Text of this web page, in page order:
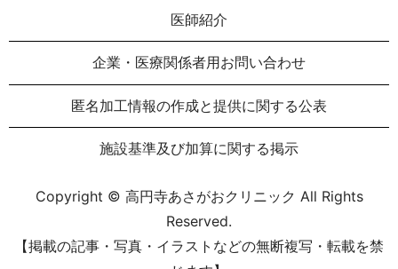
医師紹介
企業・医療関係者用お問い合わせ
匿名加⼯情報の作成と提供に関する公表
施設基準及び加算に関する掲示
Copyright © 高円寺あさがおクリニック All Rights
Reserved.
【掲載の記事・写真・イラストなどの無断複写・転載を禁